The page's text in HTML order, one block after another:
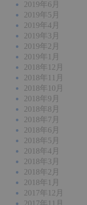
2019年6月
2019年5月
2019年4月
2019年3月
2019年2月
2019年1月
2018年12月
2018年11月
2018年10月
2018年9月
2018年8月
2018年7月
2018年6月
2018年5月
2018年4月
2018年3月
2018年2月
2018年1月
2017年12月